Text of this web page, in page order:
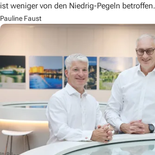
ist weniger von den Niedrig-Pegeln betroffen.
Pauline Faust